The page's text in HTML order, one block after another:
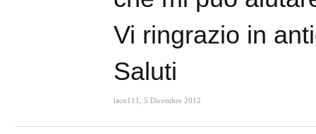
Vi ringrazio in
Saluti
iaco111 5 Dicembre 2012